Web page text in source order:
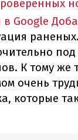
Google
под
К тому же
очень
которые